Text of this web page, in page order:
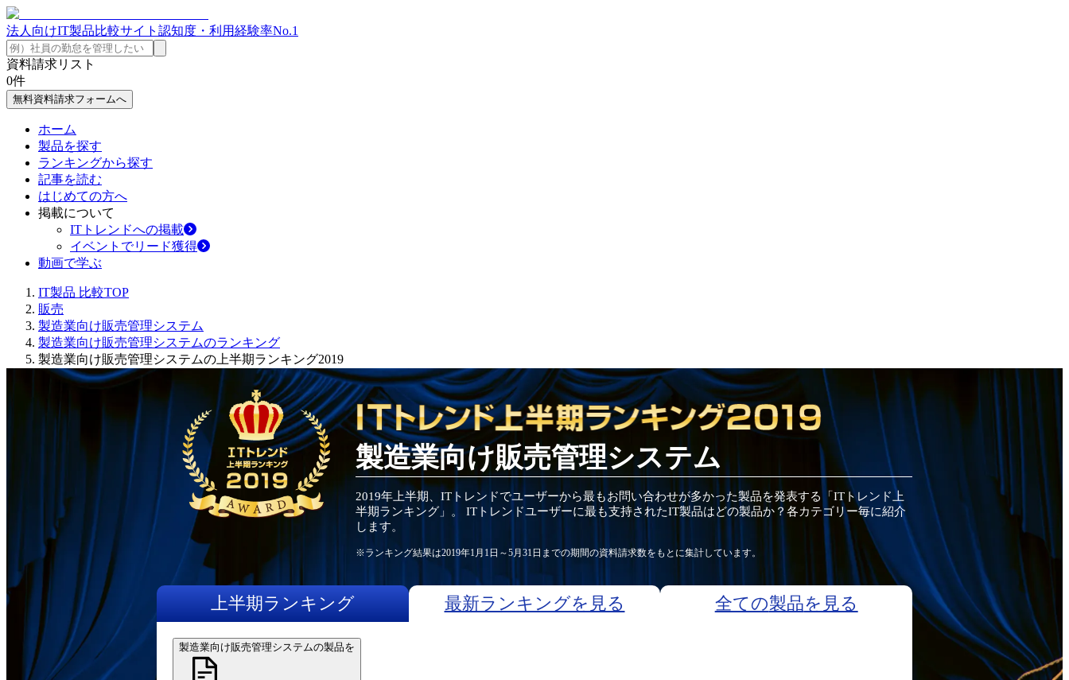
法人向けIT製品比較サイト 認知度・利用経験率No.1
資料請求リスト
0件
無料資料請求フォームへ
ホーム
製品を探す
ランキングから探す
記事を読む
はじめての方へ
掲載について
ITトレンドへの掲載
イベントでリード獲得
動画で学ぶ
IT製品 比較TOP
販売
製造業向け販売管理システム
製造業向け販売管理システムのランキング
製造業向け販売管理システムの上半期ランキング2019
製造業向け販売管理システム
2019年上半期 、ITトレンドでユーザーから最もお問い合わせが多かった製品を発表する「ITトレンド上
半期ランキング」。 ITトレンドユーザーに最も支持されたIT製品はどの製品か？各カテゴリー毎に紹介
します。
※ランキング結果は2019年1月1日～5月31日 までの期間の資料請求数をもとに集計しています。
上半期 ランキング 最新ランキングを見る 全ての製品を見る
製造業向け販売管理システムの製品を